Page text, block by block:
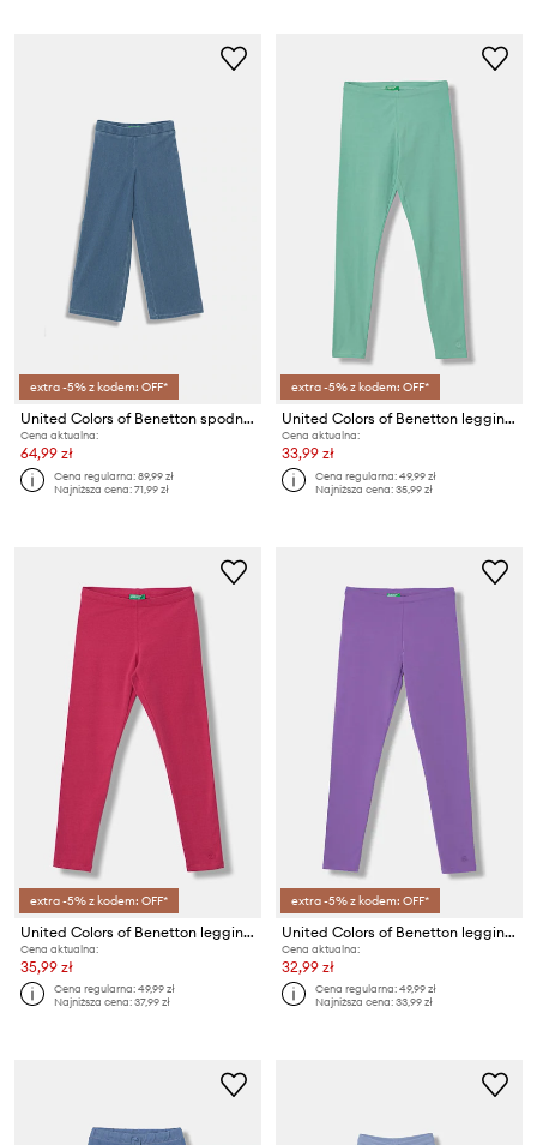
extra -5% z kodem: OFF*
United Colors of Benetton spodnie wide leg dziecięce jeansowe
Cena aktualna:
64,99 zł
Cena regularna:89,99 zł
Najniższa cena:71,99 zł
extra -5% z kodem: OFF*
United Colors of Benetton legginsy dziecięce bawełniane z elastanem
Cena aktualna:
33,99 zł
Cena regularna:49,99 zł
Najniższa cena:35,99 zł
extra -5% z kodem: OFF*
United Colors of Benetton legginsy dziecięce bawełniane z elastanem
Cena aktualna:
35,99 zł
Cena regularna:49,99 zł
Najniższa cena:37,99 zł
extra -5% z kodem: OFF*
United Colors of Benetton legginsy dziecięce bawełniane z elastanem
Cena aktualna:
32,99 zł
Cena regularna:49,99 zł
Najniższa cena:33,99 zł